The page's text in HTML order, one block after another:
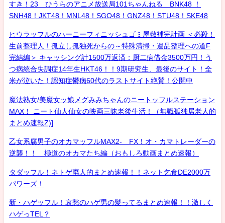
すき！23 ひうらのアニメ放送局101ちゃんねる BNK48 ！
SNH48！JKT48！MNL48！SGO48！GNZ48！STU48！SKE48
ヒウラッフルのハーニーフィニッシュゴミ屋敷補完計画 ＜必殺！
生前整理人！孤立し孤独死からの～特殊清掃・遺品整理への道F
完結編＞ キャッシング計1500万返済：厨二病借金3500万円！う
つ病統合失調症14年生HKT46！！9期研究生、最後のサイト！全
米が泣いた！認知症鬱病60代のラストサイト絶賛！公開中
魔法熟女/美魔女ッ娘メグみみちゃんのニートッフルステーション
MAX！ ニート仙人仙女の映画三昧老後生活！（無職孤独居老人的
まとめ速報Z)]
乙女系腐男子のオカマッフルMAX2- FX！オ・カマトレーダーの
逆襲！！ 極道のオカマたち編（おもしろ動画まとめ速報）
タダッフル！ネトゲ廃人的まとめ速報！！ネット乞食DE2000万
パワーズ！
新・ハゲッフル！哀愁のハゲ男の髪ってるまとめ速報！！激しく
ハゲっTEL？